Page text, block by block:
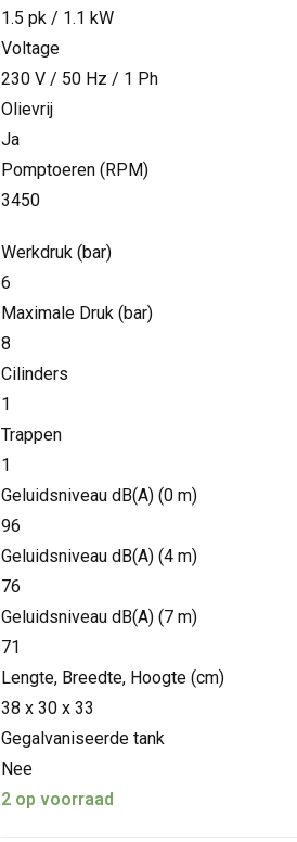
1.5 pk / 1.1 kW
Voltage
230 V / 50 Hz / 1 Ph
Olievrij
Ja
Pomptoeren (RPM)
3450
Werkdruk (bar)
6
Maximale Druk (bar)
8
Cilinders
1
Trappen
1
Geluidsniveau dB(A) (0 m)
96
Geluidsniveau dB(A) (4 m)
76
Geluidsniveau dB(A) (7 m)
71
Lengte, Breedte, Hoogte (cm)
38 x 30 x 33
Gegalvaniseerde tank
Nee
2 op voorraad